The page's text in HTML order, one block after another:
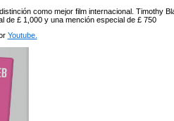
como mejor film internacional. Timothy
de £ 1,000 y una mención especial de £ 750
Youtube.